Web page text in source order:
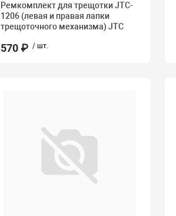
Ремкомплект для трещотки JTC-
1206 (левая и правая лапки
трещоточного механизма) JTC
570 ₽ / шт.